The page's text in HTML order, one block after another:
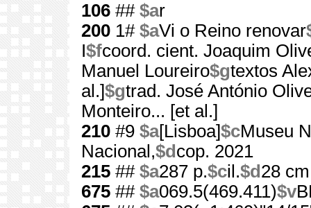
106 ## $ar
200 1# $aVi o Reino renovar
I$fcoord. cient. Joaquim
Manuel Loureiro$gtextos
al.]$gtrad. José António
Monteiro... [et al.]
210 #9 $a[Lisboa]$cMuseu
Nacional,$d cop. 2021
215 ## $a287 p.$cil.$d 28 cm
675 ## $a069.5(469.411)$v